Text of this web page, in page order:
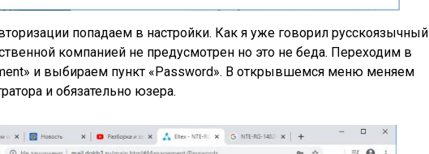
попадаем в настройки. Как я уже говорил русскоязычный
компанией не предусмотрен но это не беда. Переходим в
и выбираем пункт «Password». В открывшемся меню меняем
и обязательно юзера.